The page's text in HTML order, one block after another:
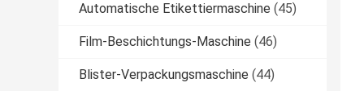
Automatische Etikettiermaschine (45)
Film-Beschichtungs-Maschine (46)
Blister-Verpackungsmaschine (44)